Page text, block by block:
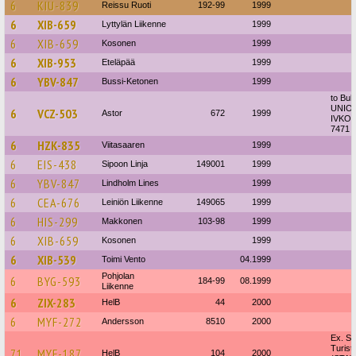
6 KIU-839 Reissu Ruoti 192-99 1999
6 XIB-659 Lyttylän Liikenne 1999
6 XIB-659 Kosonen 1999
6 XIB-953 Eteläpää 1999
6 YBV-847 Bussi-Ketonen 1999
6 VCZ-503 Astor 672 1999
to
7471
6 HZK-835 Viitasaaren 1999
6 EIS-438 Sipoon Linja 149001 1999
6 YBV-847 Lindholm Lines 1999
6 CEA-676 Leiniön Liikenne 149065 1999
6 HIS-299 Makkonen 103-98 1999
6 XIB-659 Kosonen 1999
6 XIB-539 Toimi Vento 04.1999
6 BYG-593
Pohjolan
Liikenne
184-99 08.1999
6 ZIX-283 HelB 44 2000
6 MYF-272 Andersson 8510 2000
HelB 104 2000
Ex.